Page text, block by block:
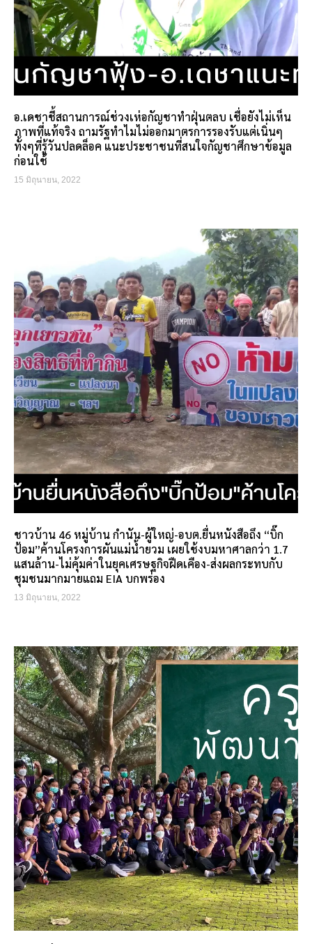
อ.เดชาชี้สถานการณ์ช่วงเห่อกัญชาทำฝุ่นตลบ เชื่อยังไม่เห็น
ภาพที่แท้จริง ถามรัฐทำไมไม่ออกมาตรการรองรับแต่เนิ่นๆ
ทั้งๆที่รู้วันปลดล็อค แนะประชาชนที่สนใจกัญชาศึกษาข้อมูล
ก่อนใช้
15 มิถุนายน, 2022
ชาวบ้าน 46 หมู่บ้าน กำนัน-ผู้ใหญ่-อบต.ยื่นหนังสือถึง “บิ๊ก
ป้อม”ค้านโครงการผันแม่น้ำยวม เผยใช้งบมหาศาลกว่า 1.7
แสนล้าน-ไม่คุ้มค่าในยุคเศรษฐกิจฝืดเคือง-ส่งผลกระทบกับ
ชุมชนมากมายแถม EIA บกพร่อง
13 มิถุนายน, 2022